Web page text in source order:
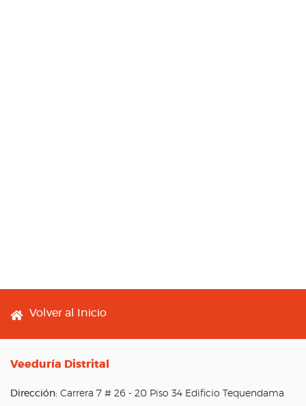
Footer menu
Volver al Inicio
Veeduría Distrital
Dirección: Carrera 7 # 26 - 20 Piso 34 Edificio Tequendama